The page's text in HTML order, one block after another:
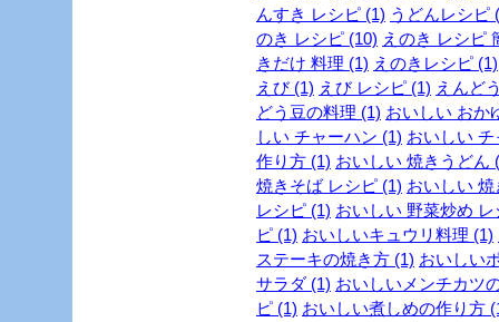
んすき レシピ (1) うどんレシピ
のき レシピ (10) えのき レシピ
きだけ 料理 (1) えのきレシピ (1)
えび (1) えび レシピ (1) えんど
どう豆の料理 (1) おいしい おか
しい チャーハン (1) おいしい
作り方 (1) おいしい 焼きうどん
焼きそば レシピ (1) おいしい
レシピ (1) おいしい 野菜炒め レ
ピ (1) おいしいキュウリ料理 (1)
ステーキの焼き方 (1) おいしい
サラダ (1) おいしいメンチカツ
ピ (1) おいしい煮しめの作り方